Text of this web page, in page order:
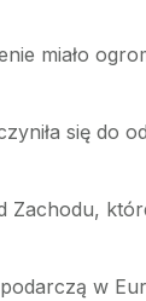
miało
się do
w